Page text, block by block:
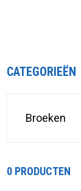
CATEGORIEËN
Broeken
0 PRODUCTEN